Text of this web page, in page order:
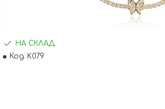
НА СКЛАД
Код: K079